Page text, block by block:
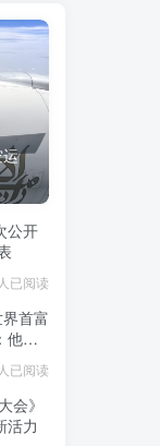
公开
已阅读
首富
他靠
已阅读
会》
活力